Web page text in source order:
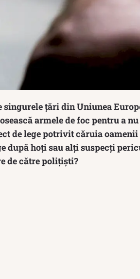
ţări din Uniunea
armele de foc pentru a
de lege potrivit căruia
după hoţi sau alţi suspecţi
de către polițiști?